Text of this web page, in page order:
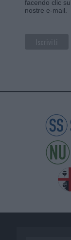
facendo clic
nostre e-mail.